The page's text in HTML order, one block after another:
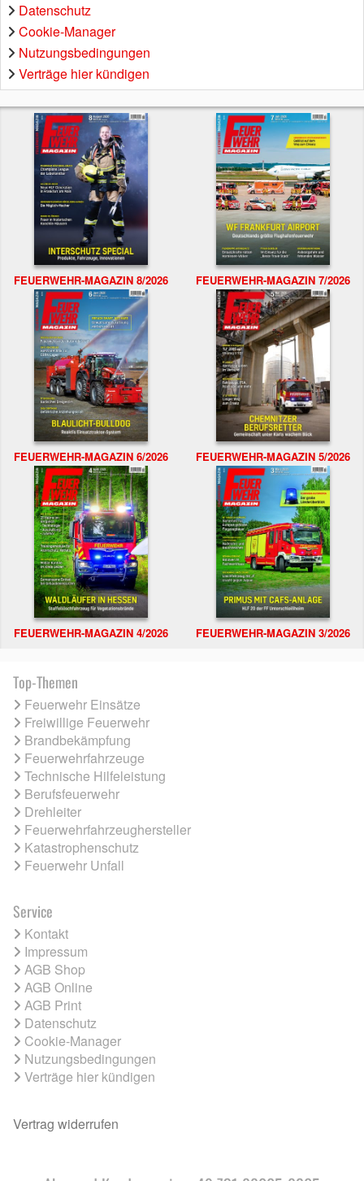
Datenschutz
Cookie-Manager
Nutzungsbedingungen
Verträge hier kündigen
FEUERWEHR-MAGAZIN 8/2026 FEUERWEHR-MAGAZIN 7/2026
FEUERWEHR-MAGAZIN 6/2026 FEUERWEHR-MAGAZIN 5/2026
FEUERWEHR-MAGAZIN 4/2026 FEUERWEHR-MAGAZIN 3/2026
Top-Themen
Feuerwehr Einsätze
Freiwillige Feuerwehr
Brandbekämpfung
Feuerwehrfahrzeuge
Technische Hilfeleistung
Berufsfeuerwehr
Drehleiter
Feuerwehrfahrzeughersteller
Katastrophenschutz
Feuerwehr Unfall
Service
Kontakt
Impressum
AGB Shop
AGB Online
AGB Print
Datenschutz
Cookie-Manager
Nutzungsbedingungen
Verträge hier kündigen
Vertrag widerrufen